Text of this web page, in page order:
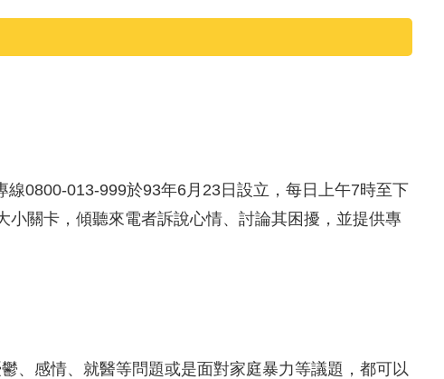
0800-013-999於93年6月23日設立，每日上午7時至下
關卡，傾聽來電者訴說心情、討論其困擾，並提供專
、感情、就醫等問題或是面對家庭暴力等議題，都可以